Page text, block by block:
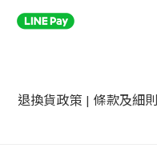
退換貨政策 | 條款及細則